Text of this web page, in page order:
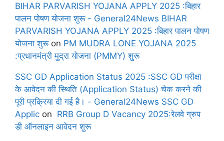
BIHAR PARVARISH YOJANA APPLY 2025 :बिहार
पालन पोषण योजना शुरू - General24News BIHAR
PARVARISH YOJANA APPLY 2025 :बिहार पालन पोषण
योजना शुरूon PM MUDRA LONE YOJANA 2025
:प्रधानमंत्री मुद्रा योजना (PMMY) शुरू
SSC GD Application Status 2025 :SSC GD परीक्षा
के आवेदन की स्थिति (Application Status) चेक करने की
पूरी प्रक्रिया दी गई है। - General24News SSC GD
Applic on RRB Group D Vacancy 2025:रेलवे ग्रुप
डी ऑनलाइन आवेदन शुरू